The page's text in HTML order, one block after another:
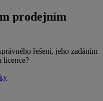
prodejním
řešení, jeho zadáním
licence?